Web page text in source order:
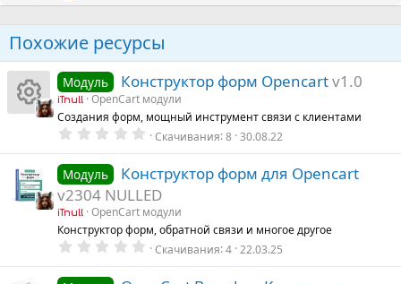
а
к
и
Похожие ресурсы
к
о
к
Модуль Конструктор форм Opencartv1.0
iTnull
OpenCart модули
Создания форм, мощный инструмент связи с клиентами
0
0
0
з
в
ё
з
д
Скачивания 8 30.08.22
Модуль
Конструктор форм для Opencart
v2304 NULLED
iTnull
OpenCart модули
Конструктор форм, обратной связи и многое другое
0
0
Скачивания 4 22.03.25